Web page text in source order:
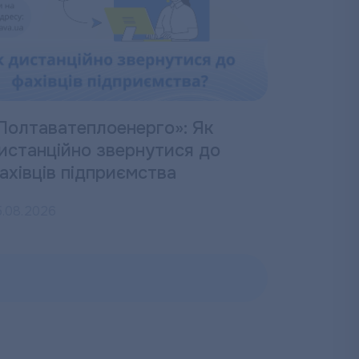
Як
звернутися до
підприємства